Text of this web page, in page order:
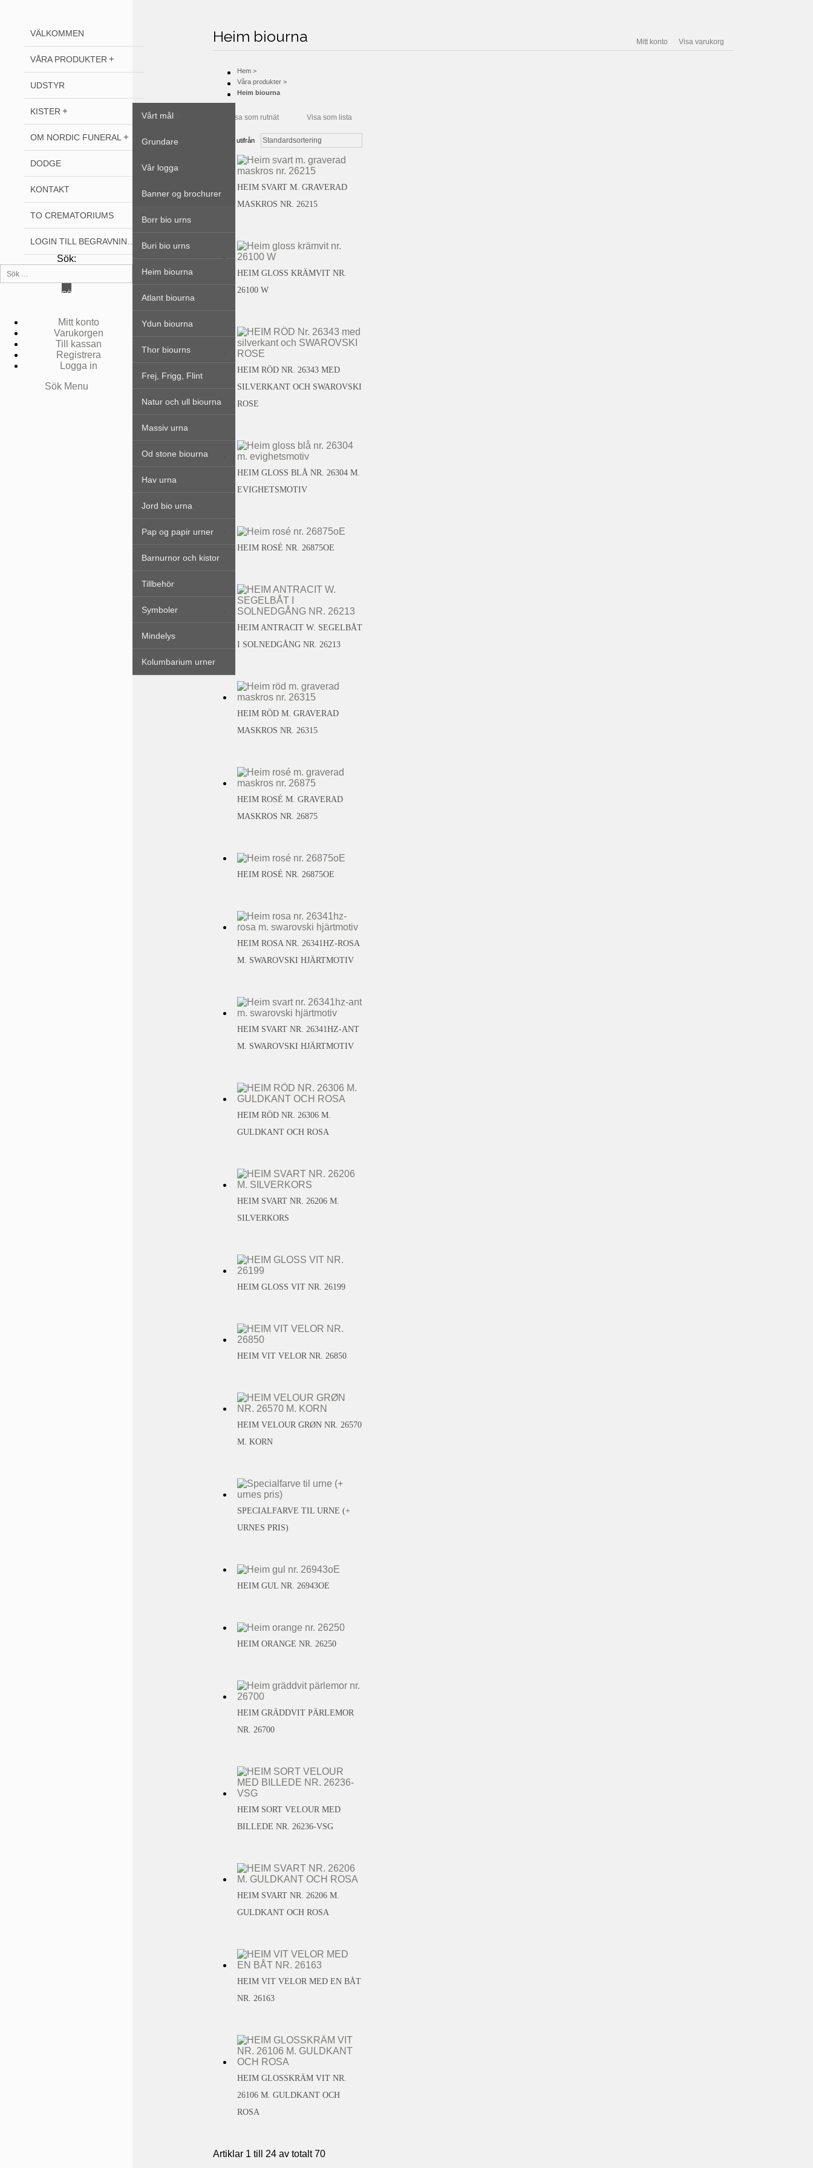
VÄLKOMMEN
VÅRA PRODUKTER
Alla produkter
Freja biourna
Gefn biourna
Bestla biourna
Borr bio urns
Buri bio urns
Heim biourna
Atlant biourna
Ydun biourna
Thor biourns
Frej, Frigg, Flint
Natur och ull biourna
Massiv urna
Od stone biourna
Hav urna
Jord bio urna
Pap og papir urner
Barnurnor och kistor
Tillbehör
Symboler
Mindelys
Kolumbarium urner
UDSTYR
KISTER Bisættelse
Begravelse
Kisteskruer
Banner og brochurer
OM NORDIC FUNERAL
Vårt mål
Grundare
Vår logga
DODGE
KONTAKT
TO CREMATORIUMS
Sök:
SÖK
Mitt konto
Varukorgen
Till kassan
Registrera
Logga in
Sök Menu
Hem >
Våra produkter >
Heim biourna
Mitt konto Visa varukorg
Heim biourna
Visa som rutnät Visa som lista
Sortera utifrån
HEIM SVART M. GRAVERAD
MASKROS NR. 26215
HEIM GLOSS KRÄMVIT NR.
26100 W
HEIM RÖD NR. 26343 MED
SILVERKANT OCH SWAROVSKI
ROSE
HEIM GLOSS BLÅ NR. 26304 M.
EVIGHETSMOTIV
HEIM ROSÉ NR. 26875OE
HEIM ANTRACIT W. SEGELBÅT
I SOLNEDGÅNG NR. 26213
HEIM RÖD M. GRAVERAD
MASKROS NR. 26315
HEIM ROSÉ M. GRAVERAD
MASKROS NR. 26875
HEIM ROSÉ NR. 26875OE
HEIM ROSA NR. 26341HZ-ROSA
M. SWAROVSKI HJÄRTMOTIV
HEIM SVART NR. 26341HZ-ANT
M. SWAROVSKI HJÄRTMOTIV
HEIM RÖD NR. 26306 M.
GULDKANT OCH ROSA
HEIM SVART NR. 26206 M.
SILVERKORS
HEIM GLOSS VIT NR. 26199
HEIM VIT VELOR NR. 26850
HEIM VELOUR GRØN NR. 26570
M. KORN
SPECIALFARVE TIL URNE (+
URNES PRIS)
HEIM GUL NR. 26943OE
HEIM ORANGE NR. 26250
HEIM GRÄDDVIT PÄRLEMOR
NR. 26700
HEIM SORT VELOUR MED
BILLEDE NR. 26236-VSG
HEIM SVART NR. 26206 M.
GULDKANT OCH ROSA
HEIM VIT VELOR MED EN BÅT
NR. 26163
HEIM GLOSSKRÄM VIT NR.
26106 M. GULDKANT OCH
ROSA
Artiklar 1 till 24 av totalt 70